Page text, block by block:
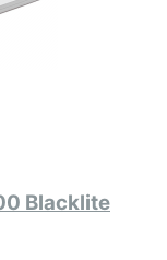
Blacklite